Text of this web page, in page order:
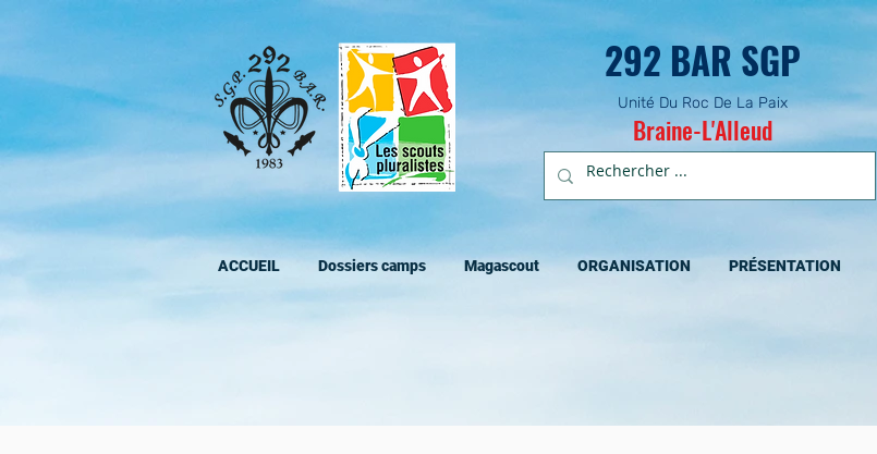
292 BAR SGP
Unité Du Roc De La Paix
Braine-L'Alleud
ACCUEIL Dossiers camps Magascout ORGANISATION PRÉSENTATION